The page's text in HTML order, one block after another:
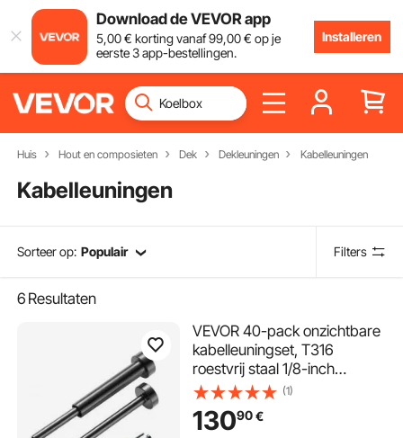
Download de VEVOR app
5,00€ korting vanaf99,00€ op je
eerste 3 app-bestellingen.
Installeren
Huis Hout en composieten Dek Dekleuningen Kabelleuningen
Kabelleuningen
Sorteer op: Populair Filters
6 Resultaten
VEVOR 40-pack onzichtbare
kabelleuningset, T316
roestvrij staal 1/8-inch
onzichtbare ontvanger en
drukknopuiteinde voor
kabelleuning, drukklem 1/8-
(1)
13090€